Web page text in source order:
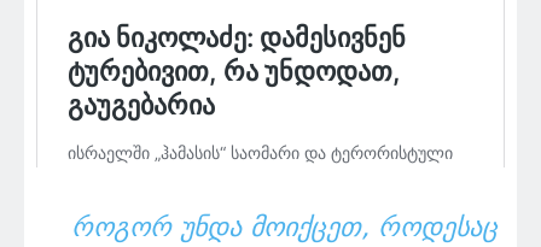
ᲠᲝᲒᲝᲠ ᲣᲜᲓᲐ ᲛᲝᲘᲥᲪᲔᲗ, ᲠᲝᲓᲔᲡᲐᲪ